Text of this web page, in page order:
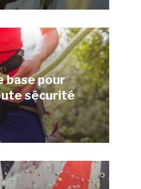
base pour
sécurité